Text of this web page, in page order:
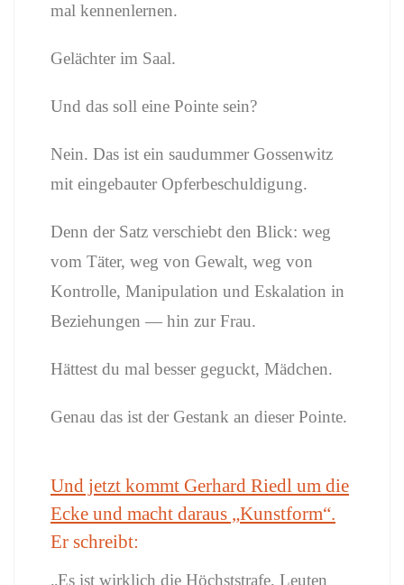
mal kennenlernen.
Gelächter im Saal.
Und das soll eine Pointe sein?
Nein. Das ist ein saudummer Gossenwitz
mit eingebauter Opferbeschuldigung.
Denn der Satz verschiebt den Blick: weg
vom Täter, weg von Gewalt, weg von
Kontrolle, Manipulation und Eskalation in
Beziehungen — hin zur Frau.
Hättest du mal besser geguckt, Mädchen.
Genau das ist der Gestank an dieser Pointe.
Und jetzt kommt Gerhard Riedl um die
Ecke und macht daraus „Kunstform“.
Er schreibt:
„Es ist wirklich die Höchststrafe, Leuten